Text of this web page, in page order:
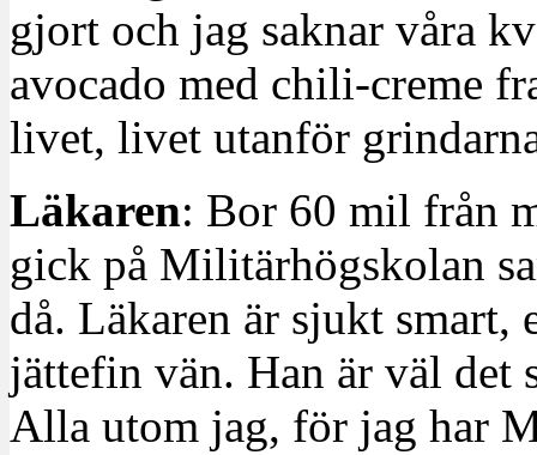
gjort och jag saknar våra
avocado med chili-creme
livet, livet utanför
Läkaren: Bor 60 mil från
gick på Militärhögskolan
då. Läkaren är sjukt
jättefin vän. Han är väl det
Alla utom jag, för jag har